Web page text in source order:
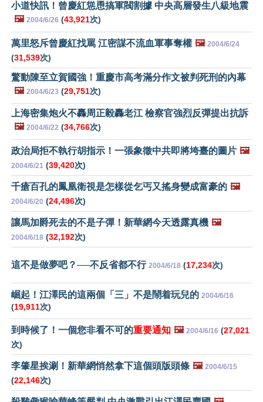
小道快訊！曾慶紅慫恿搞軍閥割據 中央高層發生八級地震
🖼️ 2004/6/26 (43,921次)
萬里怒斥曾慶紅找罵 江密謀不流血軍事奪權 🖼️ 2004/6/24
(31,539次)
驚動陳至立賀國強！重慶市高考滿分作文被判死刑的內幕
🖼️ 2004/6/23 (29,751次)
上海密集炮火不轟周正毅轟老江 檢察官強烈反彈提出抗訴
🖼️ 2004/6/22 (34,766次)
政治局拒不執行胡指示！一張象徵中共即將垮臺的圖片 🖼️
2004/6/21 (39,420次)
千瘡百孔的鳳凰衛視是怎樣從乞丐又搖身變成富豪的 🖼️
2004/6/20 (24,496次)
讓馬加爵死去的不是子彈！新華網今天透露真機 🖼️
2004/6/18 (32,192次)
這不是做夢吧？──不反省都不行 2004/6/18 (17,234次)
崛起！江澤民的這兩個「三」不是鬧着玩兒的 2004/6/16
(19,911次)
到時候了！一個您非看不可的重要通知 🖼️ 2004/6/16 (27,021
次)
李肇星挨涮！新華網悄然拿下這個頭版頭條 🖼️ 2004/6/15
(22,146次)